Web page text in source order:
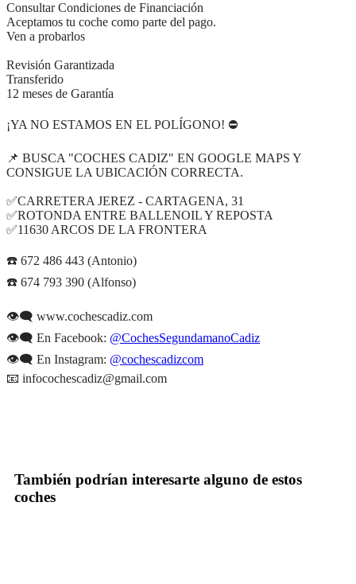
Consultar Condiciones de Financiación
Aceptamos tu coche como parte del pago.
Ven a probarlos
Revisión Garantizada
Transferido
12 meses de Garantía
¡YA NO ESTAMOS EN EL POLÍGONO! ⛔
📌 BUSCA "COCHES CADIZ" EN GOOGLE MAPS Y
CONSIGUE LA UBICACIÓN CORRECTA.
✅CARRETERA JEREZ - CARTAGENA, 31
✅ROTONDA ENTRE BALLENOIL Y REPOSTA
✅11630 ARCOS DE LA FRONTERA
☎️ 672 486 443 (Antonio)
☎️ 674 793 390 (Alfonso)
👁‍🗨 www.cochescadiz.com
👁‍🗨 En Facebook: @CochesSegundamanoCadiz
👁‍🗨 En Instagram: @cochescadizcom
📧 infocochescadiz@gmail.com
También podrían interesarte alguno de estos
coches